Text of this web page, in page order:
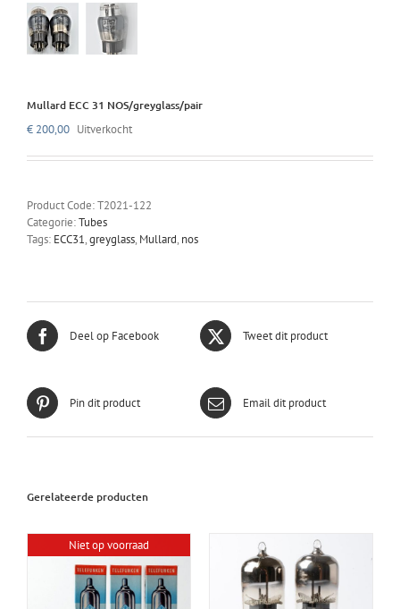
Mullard ECC 31 NOS/greyglass/pair
€ 200,00 Uitverkocht
Product Code:T2021-122
Categorie:Tubes
Tags: ECC31,greyglass, Mullard, nos
Deel op Facebook Tweet dit product
Pin dit product Email dit product
Gerelateerde producten
Niet op voorraad